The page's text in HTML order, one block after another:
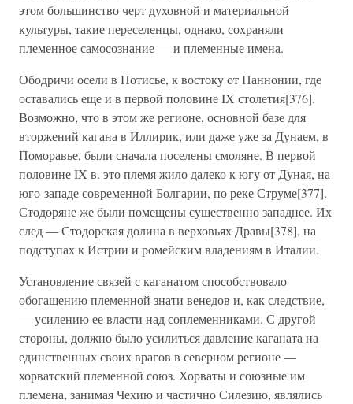
этом большинство черт духовной и материальной
культуры, такие переселенцы, однако, сохраняли
племенное самосознание — и племенные имена.
Ободричи осели в Потисье, к востоку от Паннонии, где
оставались еще и в первой половине IX столетия[376].
Возможно, что в этом же регионе, основной базе для
вторжений кагана в Иллирик, или даже уже за Дунаем, в
Поморавье, были сначала поселены смоляне. В первой
половине IX в. это племя жило далеко к югу от Дуная, на
юго-западе современной Болгарии, по реке Струме[377].
Стодоряне же были помещены существенно западнее. Их
след — Стодорская долина в верховьях Дравы[378], на
подступах к Истрии и ромейским владениям в Италии.
Установление связей с каганатом способствовало
обогащению племенной знати венедов и, как следствие,
— усилению ее власти над соплеменниками. С другой
стороны, должно было усилиться давление каганата на
единственных своих врагов в северном регионе —
хорватский племенной союз. Хорваты и союзные им
племена, занимая Чехию и частично Силезию, являлись